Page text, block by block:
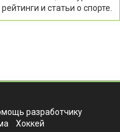
и статьи о спорте.
разработчику
Хоккей